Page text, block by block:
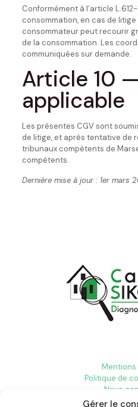
Gérer le
Conformément à l’article
consommation, en cas de litige
consommateur peut recourir
de la consommation. Les
communiquées sur demande.
Article 10
applicable
Les présentes CGV sont
de litige, et après tentative de
tribunaux compétents de
compétents.
Dernière mise à jour : 1er mars
Mentions
Politique de
Nous